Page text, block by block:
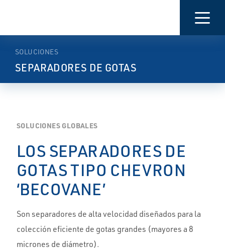
INFORMACIÓN
SOLUCIONES
SEPARADORES DE GOTAS
SOLUCIONES GLOBALES
LOS SEPARADORES DE
GOTAS TIPO CHEVRON
‘BECOVANE’
Son separadores de alta velocidad diseñados para la
colección eficiente de gotas grandes (mayores a 8
micrones de diámetro).